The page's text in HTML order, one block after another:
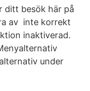
ditt besök här på
av inte korrekt
inaktiverad.
under